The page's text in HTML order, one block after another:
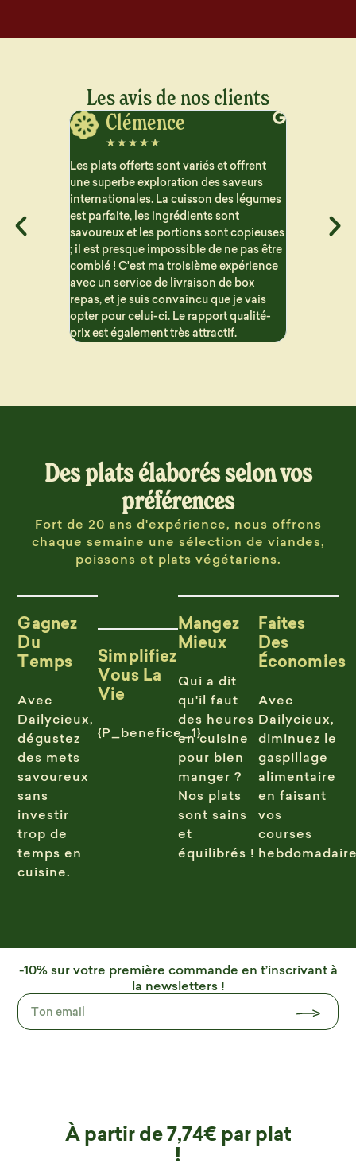
Les avis de nos clients
Clémence
☆☆☆☆☆
Les plats offerts sont variés et offrent
une superbe exploration des saveurs
internationales. La cuisson des légumes
est parfaite, les ingrédients sont
savoureux et les portions sont copieuses
; il est presque impossible de ne pas être
comblé ! C'est ma troisième expérience
avec un service de livraison de box
repas, et je suis convaincu que je vais
opter pour celui-ci. Le rapport qualité-
prix est également très attractif.
sociétés
Les
Des plats élaborés selon vos
préférences
Fort de 20 ans d'expérience, nous offrons
chaque semaine une sélection de viandes,
poissons et plats végétariens.
Gagnez
Du
Temps
Avec
Dailycieux,
dégustez
des mets
savoureux
sans
investir
trop de
temps en
cuisine.
Simplifiez
Vous La
Vie
{P_benefice_1}
Mangez
Mieux
Qui a dit
qu'il faut
des heures
en cuisine
pour bien
manger ?
Nos plats
sont sains
et
équilibrés !
Faites
Des
Économies
Avec
Dailycieux,
diminuez le
gaspillage
alimentaire
en faisant
vos
courses
-10% sur votre première commande en t’inscrivant à
la newsletters !
À partir de 7,74€ par plat
!